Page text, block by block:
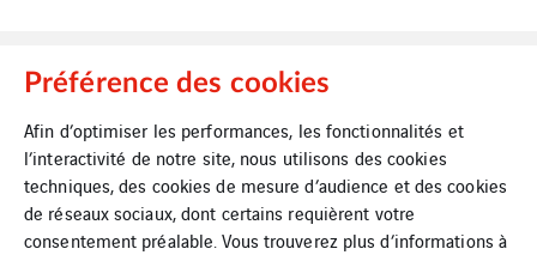
Mentions Légales Cookies
Préférence des cookies
Afin d’optimiser les performances, les fonctionnalités et
l’interactivité de notre site, nous utilisons des cookies
techniques, des cookies de mesure d’audience et des cookies
de réseaux sociaux, dont certains requièrent votre
consentement préalable. Vous trouverez plus d’informations à